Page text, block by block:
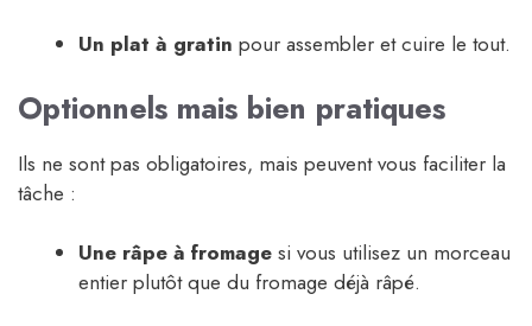
Un plat à gratin pour assembler et cuire le tout.
Optionnels mais bien pratiques
Ils ne sont pas obligatoires, mais peuvent vous faciliter la
tâche :
Une râpe à fromage si vous utilisez un morceau
entier plutôt que du fromage déjà râpé.